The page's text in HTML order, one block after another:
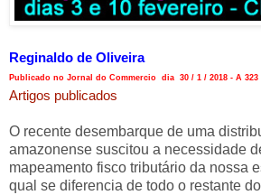
Reginaldo de Oliveira
Publicado no Jornal do Commercio dia 30 / 1 / 2018 - A 323
Artigos publicados
O recente desembarque de uma
amazonense suscitou a necessidade
mapeamento fisco tributário da nossa
qual se diferencia de todo o restante